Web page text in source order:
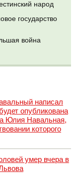
народ
государство
война
написал
опубликована
Юлия Навальная,
которого
умер вчера в